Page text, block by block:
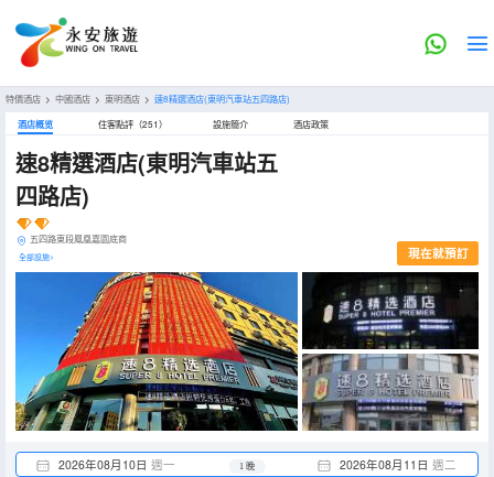
特價酒店 > 中國酒店 > 東明酒店 > 速8精選酒店(東明汽車站五四路店)
酒店概览 住客點評（251） 設施簡介 酒店政策
速8精選酒店(東明汽車站五
四路店)
五四路東段鳳凰嘉園底商
全部設施> 現在就預訂
2026年08月10日 週一 2026年08月11日 週二
1 晚